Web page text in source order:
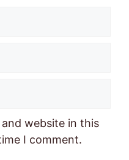
and website in this
I comment.